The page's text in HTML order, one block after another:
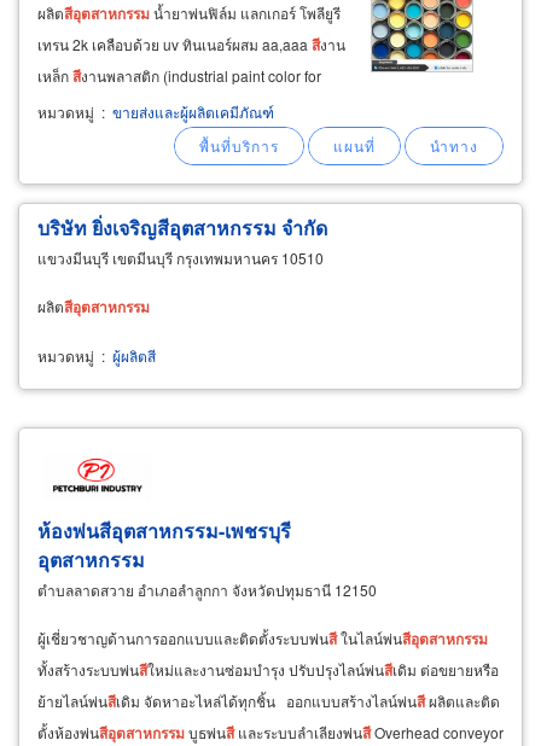
ผลิตสีอุตสาหกรรมน้ำยาพ่นฟิล์ม แลกเกอร์ โพลียูรี
เทรน 2k เคลือบด้วย uv ทินเนอร์ผสม aa,aaa สีงาน
เหล็กสีงานพลาสติก (industrial paint color for
coating steel and plastic) เรามีผู้ชำนาญการให้
คำปรึกษา แนะนำการใช้
และเคมีให้เหมาะสมกับ
พื้นผิววัสดุและงานแต่ละประเภท
หมวดหมู่ : ขายส่งและผู้ผลิตเคมีภัณฑ์
บริษัท ยิ่งเจริญสีอุตสาหกรรม จำกัด
แขวงมีนบุรี เขตมีนบุรี กรุงเทพมหานคร 10510
ผลิตสีอุตสาหกรรม
หมวดหมู่ : ผู้ผลิตสี
ห้องพ่นสีอุตสาหกรรม-เพชรบุรี
อุตสาหกรรม
ตำบลลาดสวาย อำเภอลำลูกกา จังหวัดปทุมธานี 12150
ผู้เชี่ยวชาญด้านการออกแบบและติดตั้งระบบพ่นสีในไลน์พ่นสีอุตสาหกรรม
ทั้งสร้างระบบพ่นสีใหม่และงานซ่อมบำรุง ปรับปรุงไลน์พ่นสีเดิม ต่อขยายหรือ
ย้ายไลน์พ่นสีเดิม จัดหาอะไหล่ได้ทุกชิ้น ออกแบบสร้างไลน์พ่นสีผลิตและติด
ตั้งห้องพ่นสีอุตสาหกรรมบูธพ่นสีและระบบลำเลียงพ่นสีOverhead conveyor